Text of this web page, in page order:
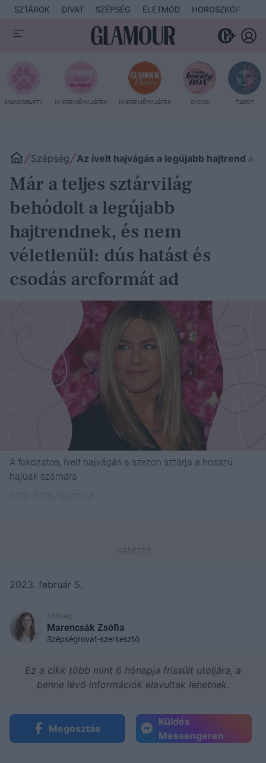
SZTÁROK DIVAT SZÉPSÉG ÉLETMÓD HOROSZKÓP
MANCSPARTY NYEREMÉNYJÁTÉK NYEREMÉNYJÁTÉK SYOSS TAROT
Szépség Az ívelt hajvágás a legújabb hajtrend a
Már a teljes sztárvilág
behódolt a legújabb
hajtrendnek, és nem
véletlenül: dús hatást és
csodás arcformát ad
A fokozatos, ívelt hajvágás a szezon sztárja a hosszú
hajúak számára
2023. február 5.
Szöveg:
Marencsák Zsófia
Szépségrovat-szerkesztő
Ez a cikk több mint 6 hónapja frissült utoljára, a
benne lévő információk elavultak lehetnek.
Megosztás
Küldés
Messengeren